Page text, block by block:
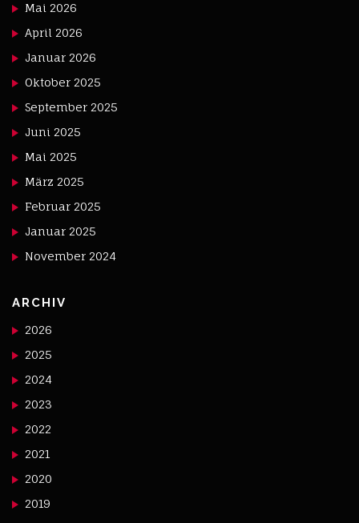
Mai 2026
April 2026
Januar 2026
Oktober 2025
September 2025
Juni 2025
Mai 2025
März 2025
Februar 2025
Januar 2025
November 2024
ARCHIV
2026
2025
2024
2023
2022
2021
2020
2019